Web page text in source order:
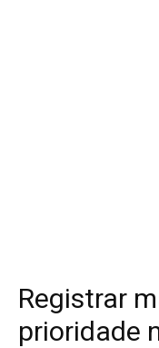
Registrar
prioridade